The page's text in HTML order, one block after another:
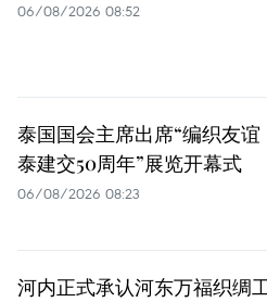
06/08/2026 08:52
泰国国会主席出席“编织友谊
泰建交50周年”展览开幕式
06/08/2026 08:23
河内正式承认河东万福织绸